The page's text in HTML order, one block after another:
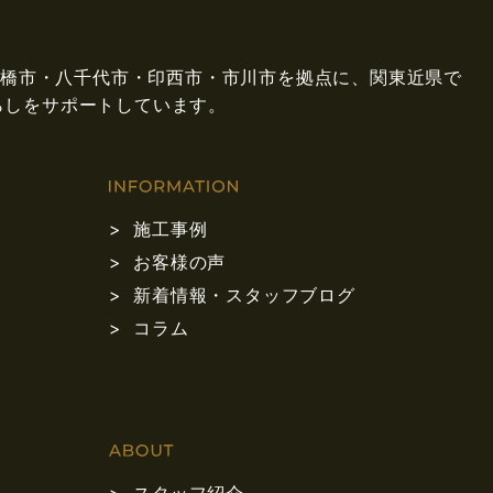
市・八千代市・印西市・市川市を拠点に、関東近県で
をサポートしています。
施工事例
お客様の声
新着情報・スタッフブログ
コラム